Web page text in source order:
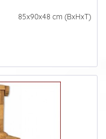
85x90x48 cm (BxHxT)